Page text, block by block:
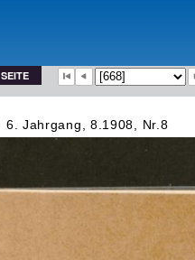
SEITE
6. Jahrgang, 8.1908, Nr.8